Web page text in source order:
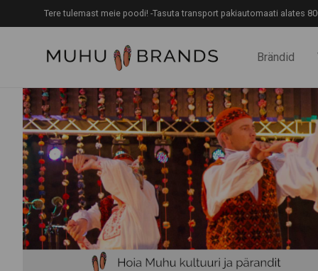
Tere tulemast meie poodi! -Tasuta transport pakiautomaati alates
Brändid